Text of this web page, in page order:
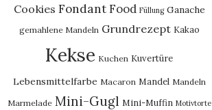
Cookies Fondant Food Füllung Ganache
gemahlene Mandeln Grundrezept Kakao
Kekse Kuchen Kuvertüre
Lebensmittelfarbe Macaron Mandel Mandeln
Marmelade Mini-Gugl Mini-Muffin Motivtorte